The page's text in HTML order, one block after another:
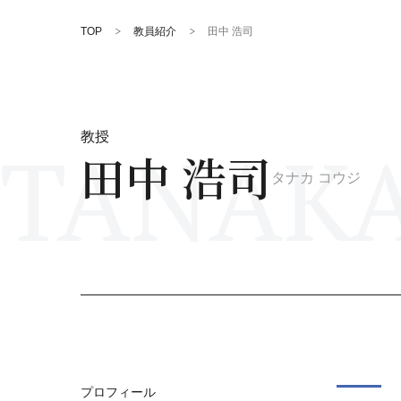
TOP 教員紹介 田中 浩司
教授
田中 浩司 タナカ コウジ
プロフィール